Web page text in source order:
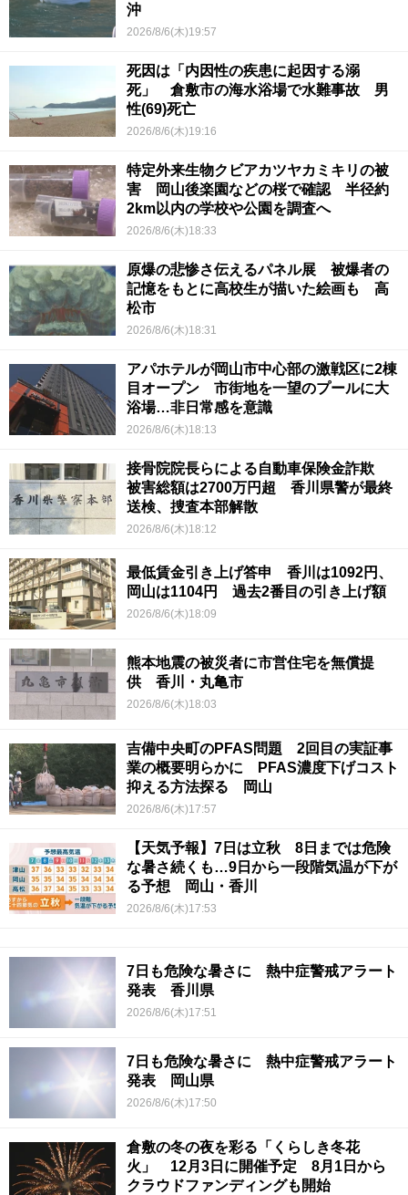
沖
2026/8/6(木)19:57
死因は「内因性の疾患に起因する溺
死」 倉敷市の海水浴場で水難事故 男
性(69)死亡
2026/8/6(木)19:16
特定外来生物クビアカツヤカミキリの被
害 岡山後楽園などの桜で確認 半径約
2km以内の学校や公園を調査へ
2026/8/6(木)18:33
原爆の悲惨さ伝えるパネル展 被爆者の
記憶をもとに高校生が描いた絵画も 高
松市
2026/8/6(木)18:31
アパホテルが岡山市中心部の激戦区に2棟
目オープン 市街地を一望のプールに大
浴場…非日常感を意識
2026/8/6(木)18:13
接骨院院長らによる自動車保険金詐欺
被害総額は2700万円超 香川県警が最終
送検、捜査本部解散
2026/8/6(木)18:12
最低賃金引き上げ答申 香川は1092円、
岡山は1104円 過去2番目の引き上げ額
2026/8/6(木)18:09
熊本地震の被災者に市営住宅を無償提
供 香川・丸亀市
2026/8/6(木)18:03
吉備中央町のPFAS問題 2回目の実証事
業の概要明らかに PFAS濃度下げコスト
抑える方法探る 岡山
2026/8/6(木)17:57
【天気予報】7日は立秋 8日までは危険
な暑さ続くも…9日から一段階気温が下が
る予想 岡山・香川
2026/8/6(木)17:53
7日も危険な暑さに 熱中症警戒アラート
発表 香川県
2026/8/6(木)17:51
7日も危険な暑さに 熱中症警戒アラート
発表 岡山県
2026/8/6(木)17:50
倉敷の冬の夜を彩る「くらしき冬花
火」 12月3日に開催予定 8月1日から
クラウドファンディングも開始